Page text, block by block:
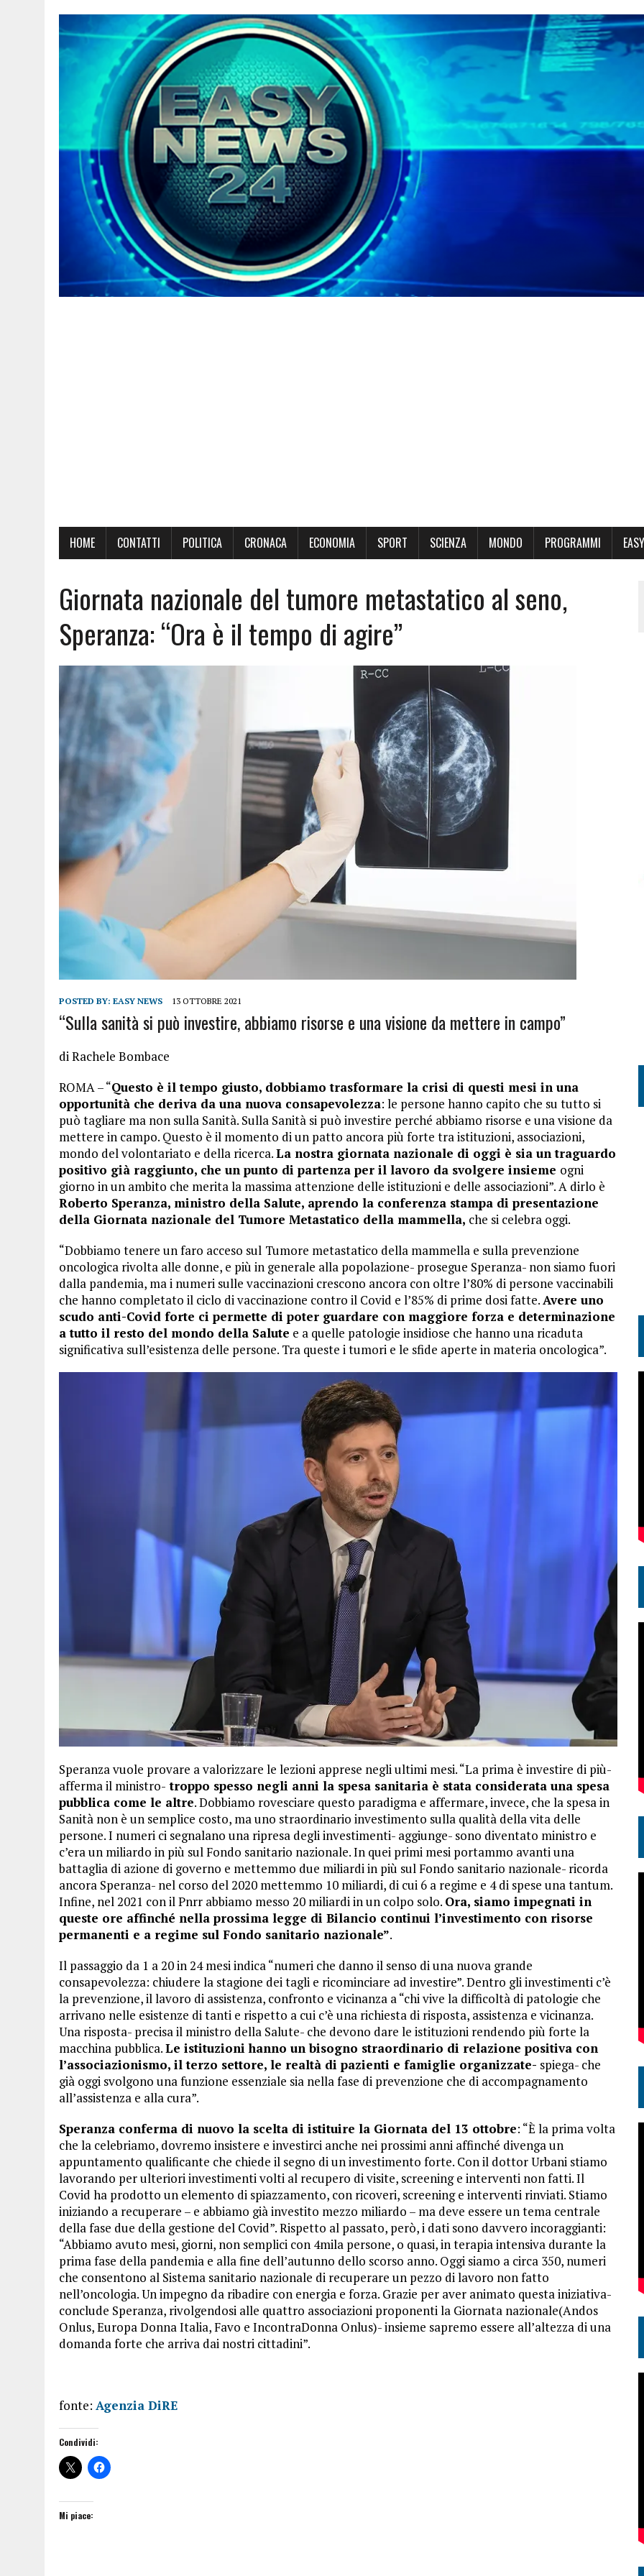
HOME CONTATTI POLITICA CRONACA ECONOMIA SPORT SCIENZA MONDO PROGRAMMI
Giornata nazionale del tumore metastatico al seno,
Speranza: “Ora è il tempo di agire”
POSTED BY: EASY NEWS 13 OTTOBRE 2021
“Sulla sanità si può investire, abbiamo risorse e una visione da mettere in campo”
diRachele Bombace
ROMA – “Questo è il tempo giusto, dobbiamo trasformare la crisi di questi mesi in una
opportunità che deriva da una nuova consapevolezza: le persone hanno capito che su tutto si
può tagliare ma non sulla Sanità. Sulla Sanità si può investire perché abbiamo risorse e una visione da
mettere in campo. Questo è il momento di un patto ancora più forte tra istituzioni, associazioni,
mondo del volontariato e della ricerca.La nostra giornata nazionale di oggi è sia un traguardo
positivo già raggiunto, che un punto di partenza per il lavoro da svolgere insieme ogni
giorno in un ambito che merita la massima attenzione delle istituzioni e delle associazioni”. A dirlo è
Roberto Speranza, ministro della Salute, aprendo la conferenza stampa di presentazione
della Giornata nazionale del Tumore Metastatico della mammella, che si celebra oggi.
“Dobbiamo tenere un faro acceso sul Tumore metastatico della mammella e sulla prevenzione
oncologica rivolta alle donne, e più in generale alla popolazione- prosegue Speranza- non siamo fuori
dalla pandemia, ma i numeri sulle vaccinazioni crescono ancora con oltre l’80% di persone vaccinabili
che hanno completato il ciclo di vaccinazione contro il Covid e l’85% di prime dosi fatte.Avere uno
scudo anti-Covid forte ci permette di poter guardare con maggiore forza e determinazione
a tutto il resto del mondo della Salute e a quelle patologie insidiose che hanno una ricaduta
significativa sull’esistenza delle persone. Tra queste i tumori e le sfide aperte in materia oncologica”.
Speranza vuole provare a valorizzare le lezioni apprese negli ultimi mesi. “La prima è investire di più-
afferma il ministro- troppo spesso negli anni la spesa sanitaria è stata considerata una spesa
pubblica come le altre. Dobbiamo rovesciare questo paradigma e affermare, invece, che la spesa in
Sanità non è un semplice costo, ma uno straordinario investimento sulla qualità della vita delle
persone. I numeri ci segnalano una ripresa degli investimenti- aggiunge- sono diventato ministro e
c’era un miliardo in più sul Fondo sanitario nazionale. In quei primi mesi portammo avanti una
battaglia di azione di governo e mettemmo due miliardi in più sul Fondo sanitario nazionale- ricorda
ancora Speranza- nel corso del 2020 mettemmo 10 miliardi, di cui 6 a regime e 4 di spese una tantum.
Infine, nel 2021 con il Pnrr abbiamo messo 20 miliardi in un colpo solo. Ora, siamo impegnati in
queste ore affinché nella prossima legge di Bilancio continui l’investimento con risorse
permanenti e a regime sul Fondo sanitario nazionale”.
Il passaggio da 1 a 20 in 24 mesi indica “numeri che danno il senso di una nuova grande
consapevolezza: chiudere la stagione dei tagli e ricominciare ad investire”. Dentro gli investimenti c’è
la prevenzione, il lavoro di assistenza, confronto e vicinanza a “chi vive la difficoltà di patologie che
arrivano nelle esistenze di tanti e rispetto a cui c’è una richiesta di risposta, assistenza e vicinanza.
Una risposta- precisa il ministro della Salute- che devono dare le istituzioni rendendo più forte la
macchina pubblica.Le istituzioni hanno un bisogno straordinario di relazione positiva con
l’associazionismo, il terzo settore, le realtà di pazienti e famiglie organizzate- spiega- che
già oggi svolgono una funzione essenziale sia nella fase di prevenzione che di accompagnamento
all’assistenza e alla cura”.
Speranza conferma di nuovo la scelta di istituire la Giornata del 13 ottobre: “È la prima volta
che la celebriamo, dovremo insistere e investirci anche nei prossimi anni affinché divenga un
appuntamento qualificante che chiede il segno di un investimento forte. Con il dottor Urbani stiamo
lavorando per ulteriori investimenti volti al recupero di visite, screening e interventi non fatti. Il
Covid ha prodotto un elemento di spiazzamento, con ricoveri, screening e interventi rinviati. Stiamo
iniziando a recuperare – e abbiamo già investito mezzo miliardo – ma deve essere un tema centrale
della fase due della gestione del Covid”. Rispetto al passato, però, i dati sono davvero incoraggianti:
“Abbiamo avuto mesi, giorni, non semplici con 4mila persone, o quasi, in terapia intensiva durante la
prima fase della pandemia e alla fine dell’autunno dello scorso anno. Oggi siamo a circa 350, numeri
che consentono al Sistema sanitario nazionale di recuperare un pezzo di lavoro non fatto
nell’oncologia. Un impegno da ribadire con energia e forza. Grazie per aver animato questa iniziativa-
conclude Speranza, rivolgendosi alle quattro associazioni proponenti la Giornata nazionale(Andos
Onlus, Europa Donna Italia, Favo e IncontraDonna Onlus)- insieme sapremo essere all’altezza di una
domanda forte che arriva dai nostri cittadini”.
fonte: Agenzia DiRE
Condividi:
Mi piace: